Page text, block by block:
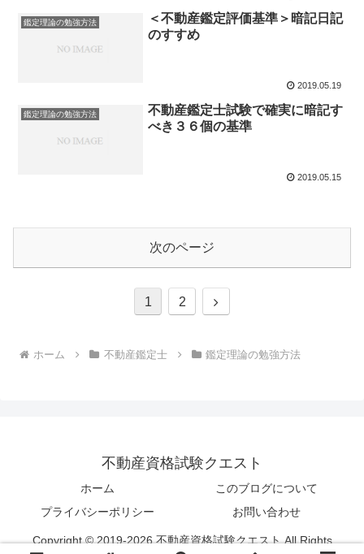
鑑定理論の勉強方法
＜不動産鑑定評価基準＞暗記日記
のすすめ
2019.05.19
鑑定理論の勉強方法
不動産鑑定士試験で確実に暗記す
べき３６個の基準
2019.05.15
次のページ
1 2
次
ホーム 不動産鑑定士 鑑定理論の勉強方法
不動産資格試験クエスト
ホーム
このブログについて
プライバシーポリシー
お問い合わせ
Copyright © 2019-2026 不動産資格試験クエスト All Rights